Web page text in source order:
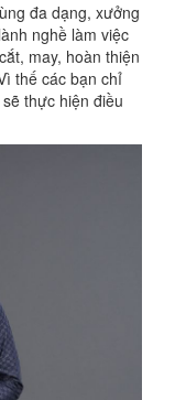
đa dạng, xưởng
nghề làm việc
may, hoàn thiện
thế các bạn chỉ
thực hiện điều